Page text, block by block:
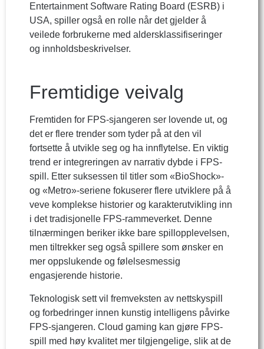
Entertainment Software Rating Board (ESRB) i
USA, spiller også en rolle når det gjelder å
veilede forbrukerne med aldersklassifiseringer
og innholdsbeskrivelser.
Fremtidige veivalg
Fremtiden for FPS-sjangeren ser lovende ut, og
det er flere trender som tyder på at den vil
fortsette å utvikle seg og ha innflytelse. En viktig
trend er integreringen av narrativ dybde i FPS-
spill. Etter suksessen til titler som «BioShock»-
og «Metro»-seriene fokuserer flere utviklere på å
veve komplekse historier og karakterutvikling inn
i det tradisjonelle FPS-rammeverket. Denne
tilnærmingen beriker ikke bare spillopplevelsen,
men tiltrekker seg også spillere som ønsker en
mer oppslukende og følelsesmessig
engasjerende historie.
Teknologisk sett vil fremveksten av nettskyspill
og forbedringer innen kunstig intelligens påvirke
FPS-sjangeren. Cloud gaming kan gjøre FPS-
spill med høy kvalitet mer tilgjengelige, slik at de